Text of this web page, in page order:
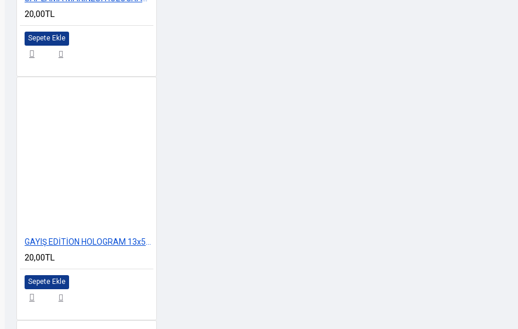
20,00TL
Sepete Ekle
GAYIŞ EDİTİON HOLOGRAM 13x5cm
20,00TL
Sepete Ekle